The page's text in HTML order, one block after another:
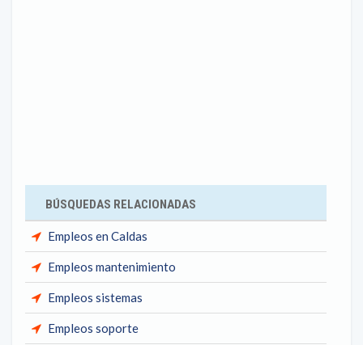
BÚSQUEDAS RELACIONADAS
Empleos en Caldas
Empleos mantenimiento
Empleos sistemas
Empleos soporte